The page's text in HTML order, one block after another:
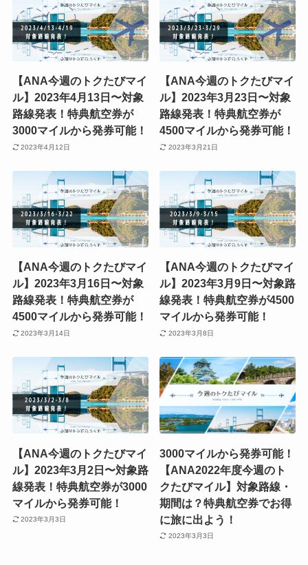
【ANA今週のトクたびマイ
ル】2023年4月13日〜対象
路線発表！特典航空券が
3000マイルから発券可能！
2023年4月12日
【ANA今週のトクたびマイ
ル】2023年3月23日〜対象
路線発表！特典航空券が
4500マイルから発券可能！
2023年3月21日
【ANA今週のトクたびマイ
ル】2023年3月16日〜対象
路線発表！特典航空券が
4500マイルから発券可能！
2023年3月14日
【ANA今週のトクたびマイ
ル】2023年3月9日〜対象路
線発表！特典航空券が4500
マイルから発券可能！
2023年3月8日
【ANA今週のトクたびマイ
ル】2023年3月2日〜対象路
線発表！特典航空券が3000
マイルから発券可能！
2023年3月3日
3000マイルから発券可能！
【ANA2022年度今週のト
クたびマイル】対象路線・
期間は？特典航空券でお得
に旅に出よう！
2023年3月3日